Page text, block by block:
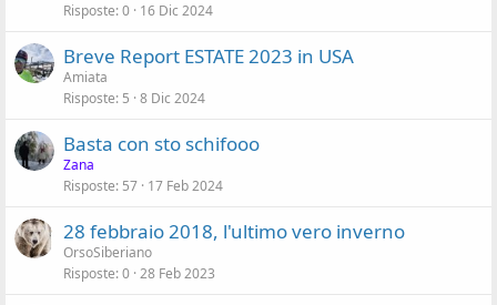
Risposte 0 16 Dic 2024
Breve Report ESTATE 2023 in USA
Amiata
Risposte 5 8 Dic 2024
Basta con sto schifooo
Zana
Risposte 57 17 Feb 2024
28 febbraio 2018, l'ultimo vero inverno
OrsoSiberiano
Risposte 0 28 Feb 2023